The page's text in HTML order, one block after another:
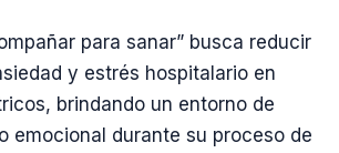
para sanar” busca reducir
y estrés hospitalario en
brindando un entorno de
emocional durante su proceso de